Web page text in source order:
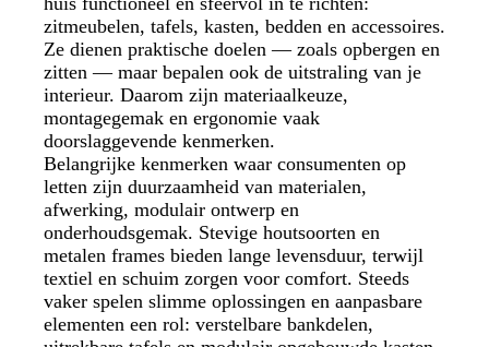
zitmeubelen, tafels, kasten, bedden en accessoires.
Ze dienen praktische doelen — zoals opbergen en
zitten — maar bepalen ook de uitstraling van je
interieur. Daarom zijn materiaalkeuze,
montagegemak en ergonomie vaak
doorslaggevende kenmerken.
Belangrijke kenmerken waar consumenten op
letten zijn duurzaamheid van materialen,
afwerking, modulair ontwerp en
onderhoudsgemak. Stevige houtsoorten en
metalen frames bieden lange levensduur, terwijl
textiel en schuim zorgen voor comfort. Steeds
vaker spelen slimme oplossingen en aanpasbare
elementen een rol: verstelbare bankdelen,